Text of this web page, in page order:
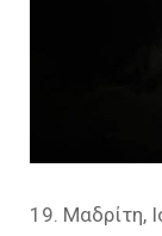
19. Μαδρίτη,